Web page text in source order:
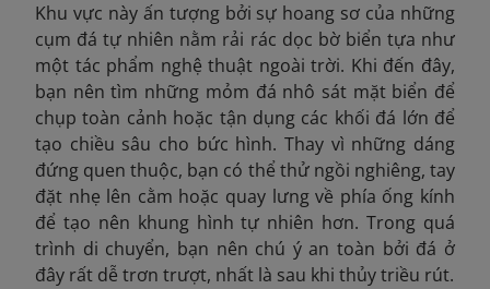
Khu vực này ấn tượng bởi sự hoang sơ của những
cụm đá tự nhiên nằm rải rác dọc bờ biển tựa như
một tác phẩm nghệ thuật ngoài trời. Khi đến đây,
bạn nên tìm những mỏm đá nhô sát mặt biển để
chụp toàn cảnh hoặc tận dụng các khối đá lớn để
tạo chiều sâu cho bức hình. Thay vì những dáng
đứng quen thuộc, bạn có thể thử ngồi nghiêng, tay
đặt nhẹ lên cằm hoặc quay lưng về phía ống kính
để tạo nên khung hình tự nhiên hơn. Trong quá
trình di chuyển, bạn nên chú ý an toàn bởi đá ở
đây rất dễ trơn trượt, nhất là sau khi thủy triều rút.